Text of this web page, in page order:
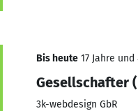
Bis heute 17 Jahre
Gesellschafter
3k-webdesign GbR